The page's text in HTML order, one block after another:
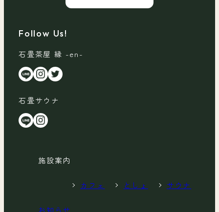
Follow Us!
石畳茶屋 縁 -en-
石畳サウナ
施設案内
カフェ としょ サウナ
お知らせ